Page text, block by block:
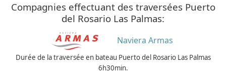
Compagnies effectuant des traversées Puerto
del Rosario Las Palmas:
Naviera Armas
Durée de la traversée en bateau Puerto del Rosario Las Palmas
6h30min.